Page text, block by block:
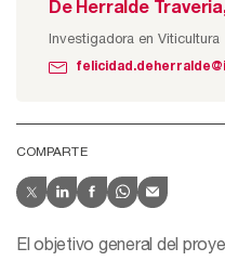
De Herralde
Investigadora en Viticultura
COMPARTE
El objetivo general del